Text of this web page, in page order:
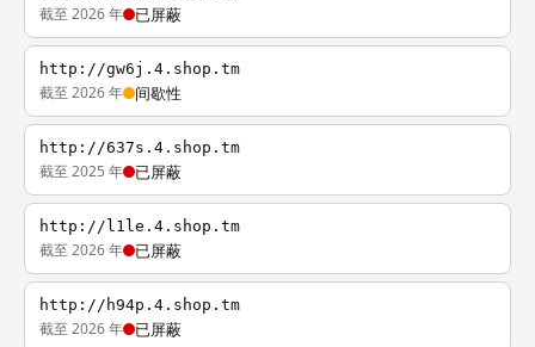
截至 2026 年 已屏蔽
http://gw6j.4.shop.tm
截至 2026 年 间歇性
http://637s.4.shop.tm
截至 2025 年 已屏蔽
http://l1le.4.shop.tm
截至 2026 年 已屏蔽
http://h94p.4.shop.tm
截至 2026 年 已屏蔽